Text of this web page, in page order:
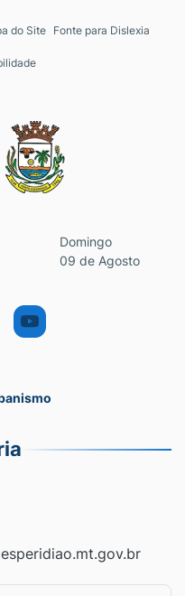
e links
do Site Fonte para Dislexia
principal
Domingo
09 de Agosto